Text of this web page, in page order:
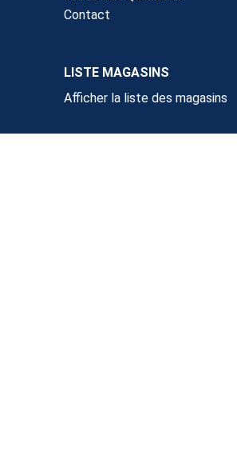
Contact
LISTE MAGASINS
Afficher la liste des magasins